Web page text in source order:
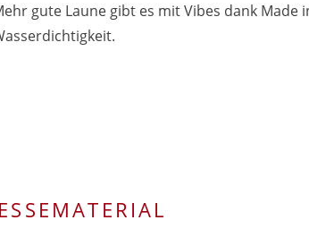
gute Laune gibt es mit Vibes dank Made